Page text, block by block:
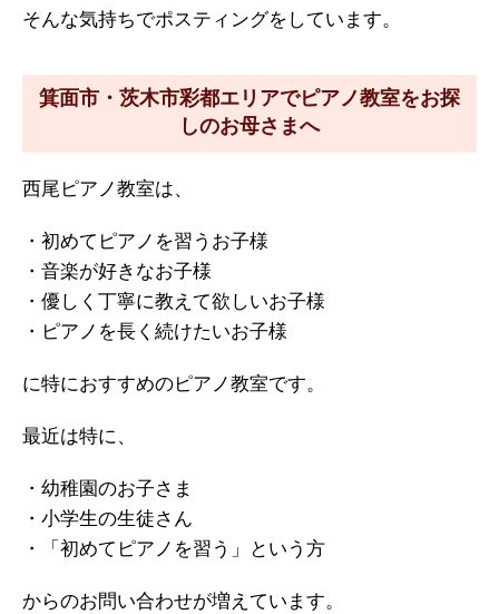
そんな気持ちでポスティングをしています。
箕面市・茨木市彩都エリアでピアノ教室をお探
しのお母さまへ
西尾ピアノ教室は、
・初めてピアノを習うお子様
・音楽が好きなお子様
・優しく丁寧に教えて欲しいお子様
・ピアノを長く続けたいお子様
に特におすすめのピアノ教室です。
最近は特に、
・幼稚園のお子さま
・小学生の生徒さん
・「初めてピアノを習う」という方
からのお問い合わせが増えています。